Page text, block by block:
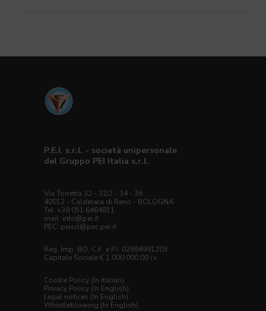
P.E.I. s.r.l. - società unipersonale
del Gruppo PEI Italia s.r.l.
Via Torretta 32 - 32/2 - 34 - 36
40012 - Calderara di Reno - BOLOGNA
Tel. +39 051 6464811
mail: info@pei.it
PEC: peisrl@pec.pei.it
Reg. Imp. BO, C.F. e P.I. 02894991203
Capitale Sociale € 1.000.000,00 i.v.
Cookie Policy (In italian)
Privacy Policy (In English)
Legal notices (In English)
Whistleblowing (In English)